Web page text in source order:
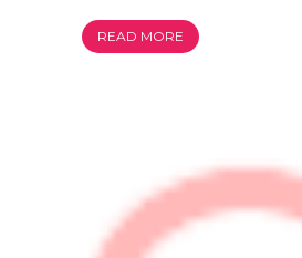
READ MORE